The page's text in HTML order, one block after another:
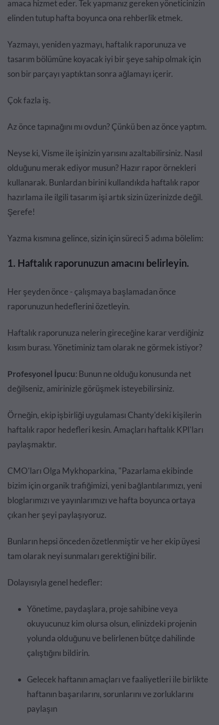
amaca hizmet eder. Tek yapmanız gereken yöneticinizin
elinden tutup hafta boyunca ona rehberlik etmek.
Yazmayı, yeniden yazmayı, haftalık raporunuza ve
tasarım bölümüne koyacak iyi bir şeye sahip olmak için
son bir parçayı yaptıktan sonra ağlamayı içerir.
Çok fazla iş.
Az önce tapınağını mı ovdun? Çünkü ben az önce yaptım.
Neyse ki, Visme ile işinizin yarısını azaltabilirsiniz. Nasıl
olduğunu merak ediyor musun? Hazır rapor örnekleri
kullanarak. Bunlardan birini kullandıkda haftalık rapor
hazırlama ile ilgili tasarım işi artık sizin üzerinizde değil.
Şerefe!
Yazma kısmına gelince, sizin için süreci 5 adıma bölelim:
1. Haftalık raporunuzun amacını belirleyin.
Her şeyden önce - çalışmaya başlamadan önce
raporunuzun hedeflerini özetleyin.
Haftalık raporunuza nelerin gireceğine karar verdiğiniz
kısım burası. Yönetiminiz tam olarak ne görmek istiyor?
Profesyonel İpucu: Bunun ne olduğu konusunda net
değilseniz, amirinizle görüşmek isteyebilirsiniz.
Örneğin, ekip işbirliği uygulaması Chanty'deki kişilerin
haftalık rapor hedefleri kesin. Amaçları haftalık KPI'ları
paylaşmaktır.
CMO'ları Olga Mykhoparkina, "Pazarlama ekibinde
bizim için organik trafiğimizi, yeni bağlantılarımızı, yeni
bloglarımızı ve yayınlarımızı ve hafta boyunca ortaya
çıkan her şeyi paylaşıyoruz.
Bunların hepsi önceden özetlenmiştir ve her ekip üyesi
tam olarak neyi sunmaları gerektiğini bilir.
Dolayısıyla genel hedefler:
Yönetime, paydaşlara, proje sahibine veya
okuyucunuz kim olursa olsun, elinizdeki projenin
yolunda olduğunu ve belirlenen bütçe dahilinde
çalıştığını bildirin.
Gelecek haftanın amaçları ve faaliyetleri ile birlikte
haftanın başarılarını, sorunlarını ve zorluklarını
paylaşın